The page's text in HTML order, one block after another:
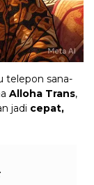
telepon sana-
Alloha Trans,
jadi cepat,